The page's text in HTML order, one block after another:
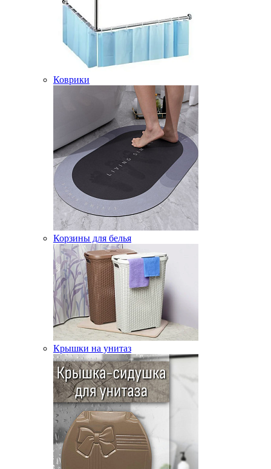
Коврики
Корзины для белья
Крышки на унитаз